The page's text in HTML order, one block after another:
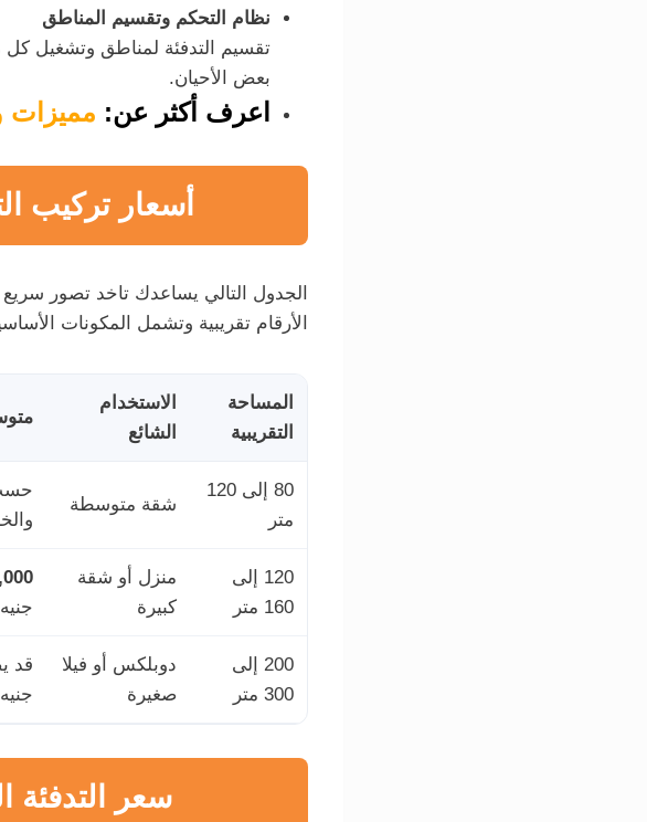
نظام التحكم وتقسيم المناطق
تقسيم التدفئة لمناطق وتشغيل كل
بعض الأحيان.
اعرف أكثر عن: مميزات
أسعار تركيب
الجدول التالي يساعدك تاخد تصور
الأرقام تقريبية وتشمل المكونات
المساحة
التقريبية
الاستخدام
الشائع
80 إلى 120
متر
شقة متوسطة
120 إلى
160 متر
منزل أو شقة
كبيرة
جنيه
200 إلى
300 متر
دوبلكس أو فيلا
صغيرة
قد
سعر التدفئة